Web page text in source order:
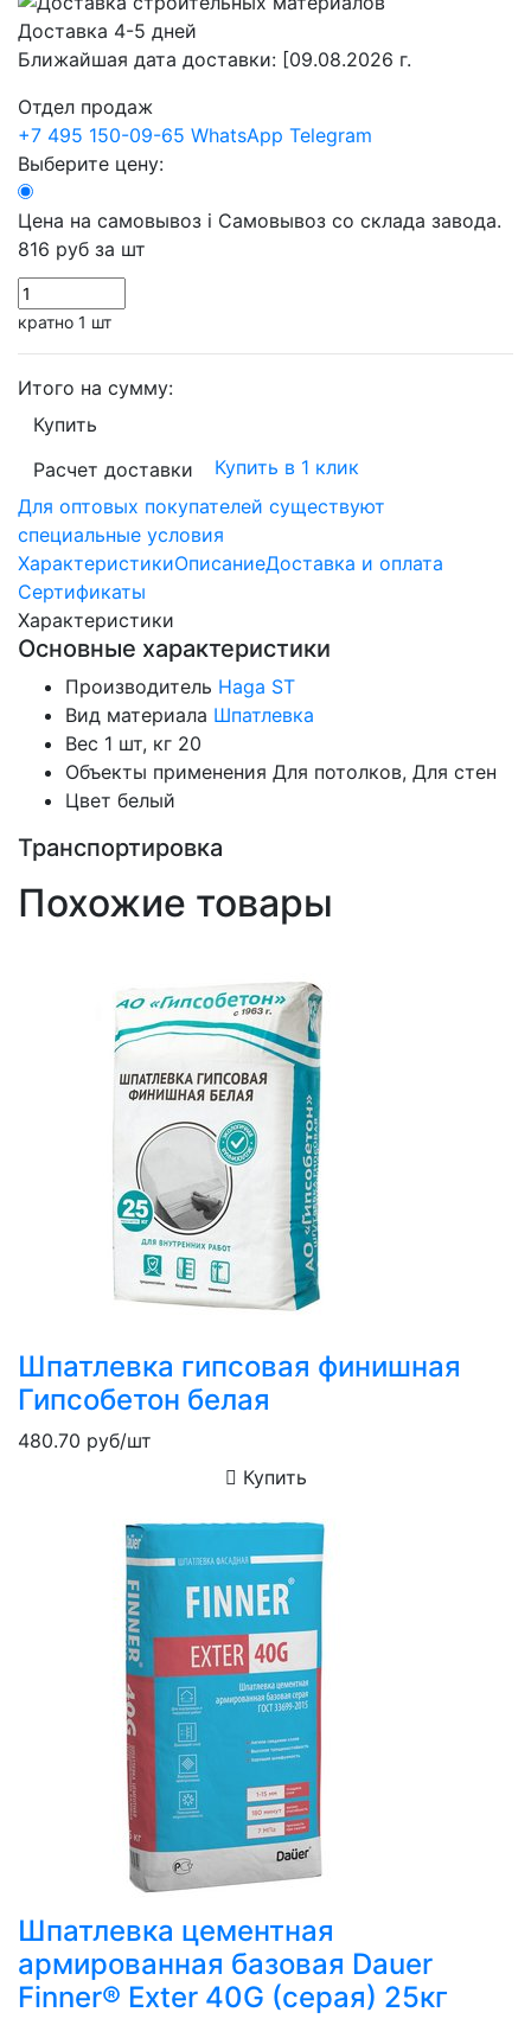
Доставка 4-5 дней
Ближайшая дата доставки: [09.08.2026 г.
Отдел продаж
+7 495 150-09-65 WhatsApp Telegram
Выберите цену:
Цена на самовывоз i Самовывоз со склада завода.
816 руб за шт
кратно 1 шт
Итого на сумму:
Купить
Расчет доставки
Купить в 1 клик
Для оптовых покупателей существуют
специальные условия
ХарактеристикиОписаниеДоставка и оплата
Сертификаты
Характеристики
Основные характеристики
Производитель Haga ST
Вид материала Шпатлевка
Вес 1 шт, кг 20
Объекты применения Для потолков, Для стен
Цвет белый
Транспортировка
Похожие товары
Шпатлевка гипсовая финишная
Гипсобетон белая
480.70 руб/шт
Купить
Шпатлевка цементная
армированная базовая Dauer
Finner® Exter 40G (серая) 25кг